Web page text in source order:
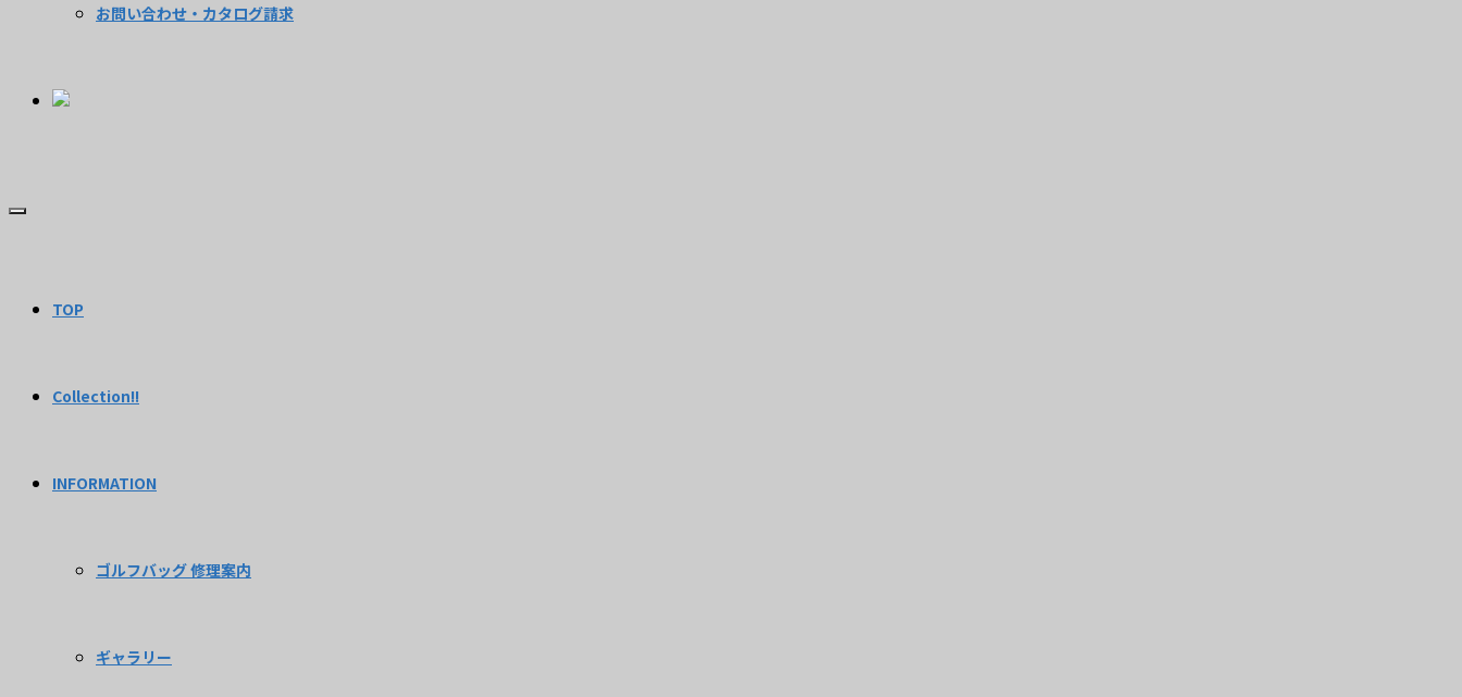
お問い合わせ・カタログ請求
TOP
Collection!!
INFORMATION
ゴルフバッグ 修理案内
ギャラリー